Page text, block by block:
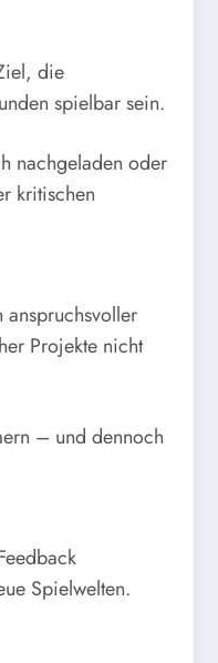
die
spielbar sein.
nachgeladen oder
kritischen
Projekte nicht
– und dennoch
Spielwelten.